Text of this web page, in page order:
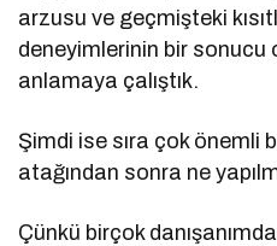
arzusu ve geçmişteki
deneyimlerinin bir sonucu
anlamaya çalıştık.
Şimdi ise sıra çok önemli
atağından sonra ne
Çünkü birçok